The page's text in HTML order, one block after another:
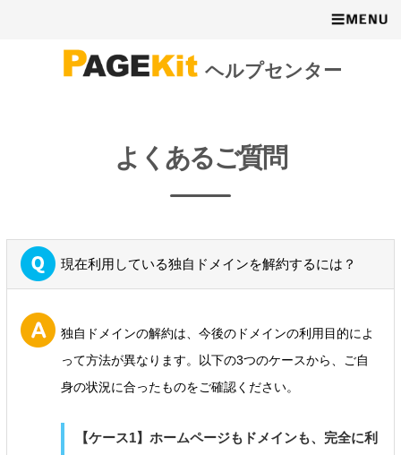
ヘルプセンター
よくあるご質問
現在利用している独自ドメインを解約するには？
独自ドメインの解約は、今後のドメインの利用目的によ
って方法が異なります。以下の3つのケースから、ご自
身の状況に合ったものをご確認ください。
【ケース1】ホームページもドメインも、完全に利